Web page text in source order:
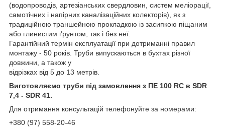
(водопроводів, артезіанських свердловин, систем меліорації,
самотічних і напірних каналізаційних колекторів), як з
традиційною траншейною прокладкою із засипкою піщаним
або глинистим ґрунтом, так і без неї.
Гарантійний термін експлуатації при дотриманні правил
монтажу - 50 років. Труби випускаються в бухтах різної
довжини, а також у
відрізках від 5 до 13 метрів.
Виготовляємо труби під замовлення з ПE 100 RC в SDR
7,4 - SDR 41.
Для отримання консультацій телефонуйте за номерами:
+380 (97) 558-20-46